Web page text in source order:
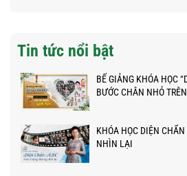
Tin tức nổi bật
BẾ GIẢNG KHÓA HỌC
BƯỚC CHÂN NHỎ
KHÓA HỌC DIỆN
NHÌN LẠI